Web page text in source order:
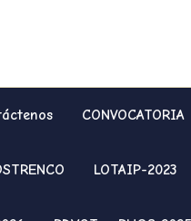
CONVOCATORIA
LOTAIP-2023